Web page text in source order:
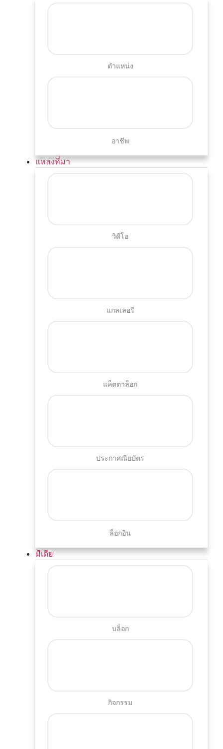
ตำแหน่ง
อาชีพ
แหล่งที่มา
วิดีโอ
แกลเลอรี
แค็ตตาล็อก
ประกาศณียบัตร
ล็อกอิน
มีเดีย
บล็อก
กิจกรรม